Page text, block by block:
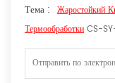
Тема : Жаростойкий
Термообработки CS-